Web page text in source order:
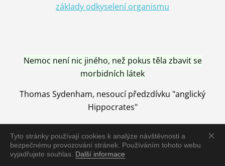
Tyto stránky používají cookies k analýze návštěvnosti a
bezpečnému provozování stránek. Používáním tohoto webu
vyjadřujete souhlas. Další informace
základy odkyselení organismu
Nemoc není nic jiného, než pokus těla zbavit se
morbidních látek
Thomas Sydenham, nesoucí předzdívku "anglický
Hippocrates"
Nemoc je vyléčena jen pomocí Přírody, neutralizací a